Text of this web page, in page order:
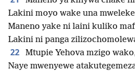
Lakini moyo wake una
Maneno yake ni laini kuliko
Lakini ni panga
22 Mtupie Yehova mzigo
Naye mwenyewe